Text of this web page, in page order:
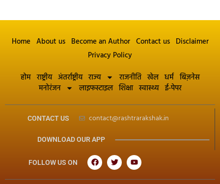
Home About us Become an Author Contact us Disclaimer
Privacy Policy
होम राष्ट्रीय अंतर्राष्ट्रीय राज्य राजनीति खेल धर्म बिज़नेस
मनोरंजन
लाइफस्टाइल शिक्षा स्वास्थ्य ई-पेपर
CONTACT US contact@rashtrarakshak.in
DOWNLOAD OUR APP
FOLLOW US ON